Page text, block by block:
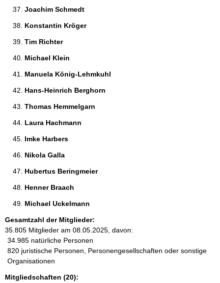
Joachim Schmedt
Konstantin Kröger
Tim Richter
Michael Klein
Manuela König-Lehmkuhl
Hans-Heinrich Berghorn
Thomas Hemmelgarn
Laura Hachmann
Imke Harbers
Nikola Galla
Hubertus Beringmeier
Henner Braach
Michael Uckelmann
Gesamtzahl der Mitglieder:
35.805 Mitglieder am 08.05.2025, davon:
34.985 natürliche Personen
820 juristische Personen, Personengesellschaften oder sonstige
Organisationen
Mitgliedschaften (20):